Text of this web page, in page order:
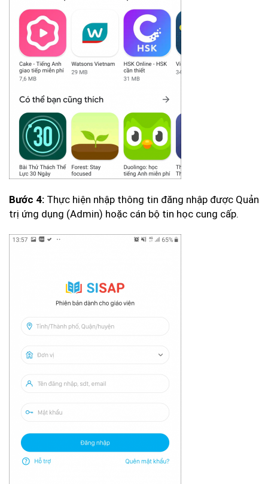
Bước 4: Thực hiện nhập thông tin đăng nhập được Quản
trị ứng dụng (Admin) hoặc cán bộ tin học cung cấp.